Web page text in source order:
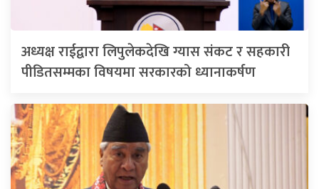
अध्यक्ष राईद्वारा लिपुलेकदेखि ग्यास संकट र सहकारी
पीडितसम्मका विषयमा सरकारको ध्यानाकर्षण